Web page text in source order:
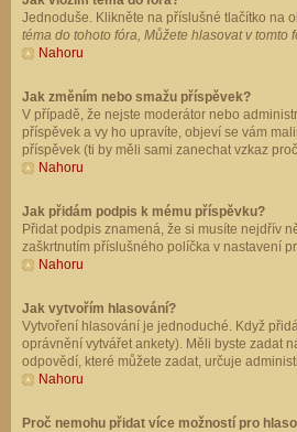
Jednoduše. Klikněte na příslušné tlačítko na
téma do tohoto fóra, Můžete hlasovat v tomto
Nahoru
Jak změním nebo smažu příspěvek?
V případě, že nejste moderátor nebo
příspěvek a vy ho upravíte, objeví se vám
příspěvek (ti by měli sami zanechat vzkaz
Nahoru
Jak přidám podpis k mému příspěvku?
Přidat podpis znamená, že si musíte nejdřív
zaškrtnutím příslušného políčka v nastavení
Nahoru
Jak vytvořím hlasování?
Vytvoření hlasování je jednoduché. Když
oprávnění vytvářet ankety). Měli byste zadat
odpovědí, které můžete zadat, určuje
Nahoru
Proč nemohu přidat více možností pro